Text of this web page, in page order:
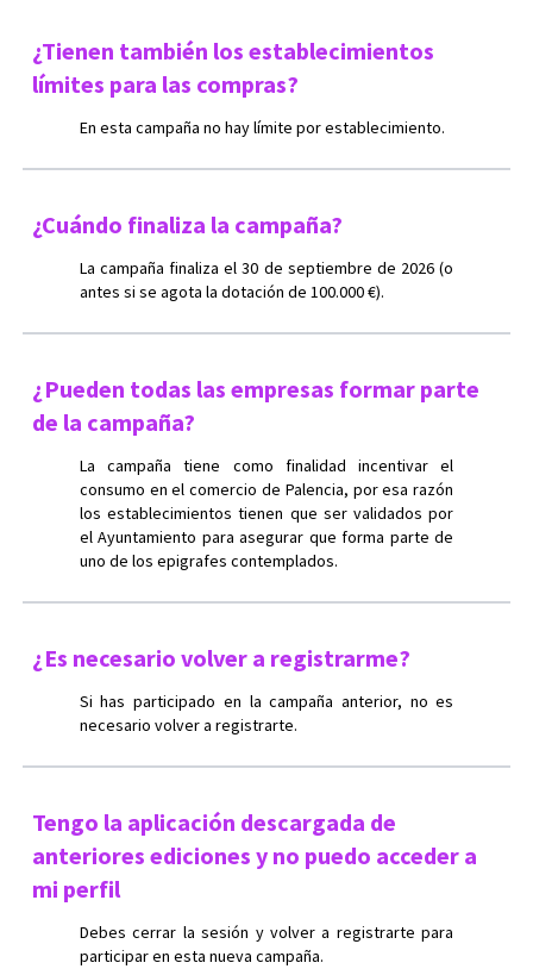
¿Tienen también los establecimientos
límites para las compras?
En esta campaña no hay límite por establecimiento.
¿Cuándo finaliza la campaña?
La campaña finaliza el 30 de septiembre de 2026 (o
antes si se agota la dotación de 100.000 €).
¿Pueden todas las empresas formar parte
de la campaña?
La campaña tiene como finalidad incentivar el
consumo en el comercio de Palencia, por esa razón
los establecimientos tienen que ser validados por
el Ayuntamiento para asegurar que forma parte de
uno de los epigrafes contemplados.
¿Es necesario volver a registrarme?
Si has participado en la campaña anterior, no es
necesario volver a registrarte.
Tengo la aplicación descargada de
anteriores ediciones y no puedo acceder a
mi perfil
Debes cerrar la sesión y volver a registrarte para
participar en esta nueva campaña.